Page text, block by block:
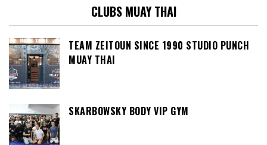
CLUBS MUAY THAI
TEAM ZEITOUN SINCE 1990 STUDIO PUNCH
MUAY THAI
SKARBOWSKY BODY VIP GYM